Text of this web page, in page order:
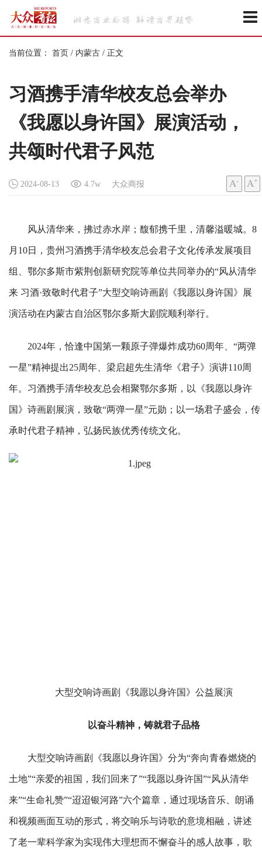
当前位置： 首页 / 内蒙古 / 正文
习酒携手清华校友总会举办
《我愿以身许国》展演活动，
共颂时代君子风范
2024-08-13 4.7w 大众商报 A- A+
风从清华来，拂过赤水岸；馥郁携千里，清馨溢暖城。8
月10日，贵州习酒携手清华校友总会君子文化传承发展项目
组、鄂尔多斯市紫荆创新研究院等单位共同举办的“风从清华
来 习酒·致敬时代君子”大型交响诗画剧《我愿以身许国》展
演活动在内蒙古自治区鄂尔多斯大剧院顺利举行。
2024年，恰逢中国第一颗原子弹爆炸成功60周年、“两弹
一星”精神提出25周年、梁启超先生清华《君子》演讲110周
年。习酒携手清华校友总会相聚鄂尔多斯，以《我愿以身许
国》诗画剧展演，致敬“两弹一星”元勋；以一场君子盛会，传
承时代君子精神，弘扬民族优秀传统文化。
大型交响诗画剧《我愿以身许国》公益展演
以奋斗精神，铸就君子品格
大型交响诗画剧《我愿以身许国》分为“奔向青春燃烧的
土地”“亲爱的祖国，我们回来了”“我愿以身许国”“风从清华
来”“生命礼赞”“迢迢银河路”六个篇章，通过现场音乐、朗诵
和视频画面互动的形式，将交响乐与诗歌的意境相融，讲述
了老一辈科学家为实现伟大理想而不懈奋斗的感人故事，歌